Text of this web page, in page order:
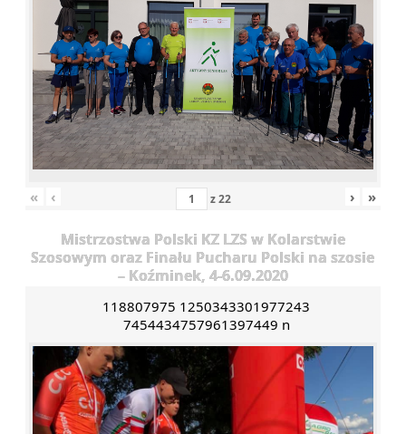
« ‹ z22 › »
Mistrzostwa Polski KZ LZS w Kolarstwie
Szosowym oraz Finału Pucharu Polski na szosie
– Koźminek, 4-6.09.2020
118807975 1250343301977243
7454434757961397449 n